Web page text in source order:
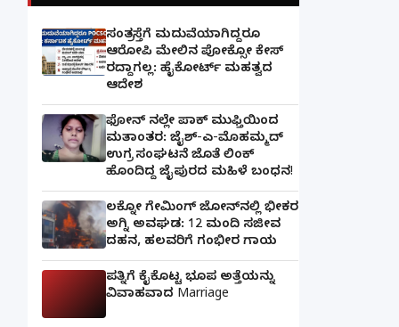
ಸಂತ್ರಸ್ತೆಗೆ ಮದುವೆಯಾಗಿದ್ದರೂ
ಆರೋಪಿ ಮೇಲಿನ ಪೋಕ್ಸೋ ಕೇಸ್
ರದ್ದಾಗಲ್ಲ: ಹೈಕೋರ್ಟ್ ಮಹತ್ವದ
ಆದೇಶ
ಫೋನ್ ನಲ್ಲೇ ಪಾಕ್ ಮುಫ್ತಿಯಿಂದ
ಮತಾಂತರ: ಜೈಶ್-ಎ-ಮೊಹಮ್ಮದ್
ಉಗ್ರ ಸಂಘಟನೆ ಜೊತೆ ಲಿಂಕ್
ಹೊಂದಿದ್ದ ಜೈಪುರದ ಮಹಿಳೆ ಬಂಧನ!
ಲಕ್ನೋ ಗೇಮಿಂಗ್ ಜೋನ್‌ನಲ್ಲಿ ಭೀಕರ
ಅಗ್ನಿ ಅವಘಡ: 12 ಮಂದಿ ಸಜೀವ
ದಹನ, ಹಲವರಿಗೆ ಗಂಭೀರ ಗಾಯ
ಪತ್ನಿಗೆ ಕೈಕೊಟ್ಟ ಭೂಪ ಅತ್ತೆಯನ್ನು
ವಿವಾಹವಾದ Marriage